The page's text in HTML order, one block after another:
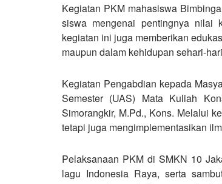
Kegiatan PKM mahasiswa
siswa mengenai pentingnya nilai
kegiatan ini juga memberikan
maupun dalam kehidupan sehari-
Kegiatan Pengabdian kepada
Semester (UAS) Mata Kuliah
Simorangkir, M.Pd., Kons. Melalui
tetapi juga mengimplementasikan
Pelaksanaan PKM di SMKN 10
lagu Indonesia Raya, serta